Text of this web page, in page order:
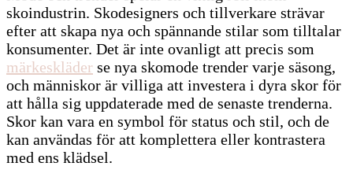
skoindustrin. Skodesigners och tillverkare strävar
efter att skapa nya och spännande stilar som tilltalar
konsumenter. Det är inte ovanligt att precis som
märkeskläder se nya skomode trender varje säsong,
och människor är villiga att investera i dyra skor för
att hålla sig uppdaterade med de senaste trenderna.
Skor kan vara en symbol för status och stil, och de
kan användas för att komplettera eller kontrastera
med ens klädsel.